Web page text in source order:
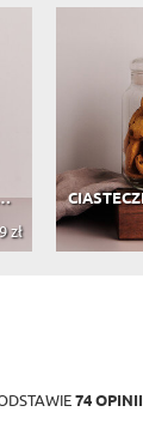
SŁOIK NA CIASTKA
zł
74 OPINII